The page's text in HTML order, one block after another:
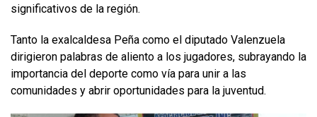
significativos de la región.
Tanto la exalcaldesa Peña como el diputado Valenzuela
dirigieron palabras de aliento a los jugadores, subrayando la
importancia del deporte como vía para unir a las
comunidades y abrir oportunidades para la juventud.